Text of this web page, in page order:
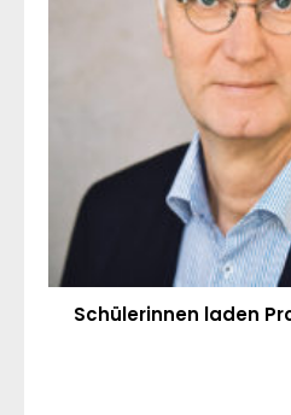
Schülerinnen laden